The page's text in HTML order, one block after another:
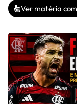
Ver matéria